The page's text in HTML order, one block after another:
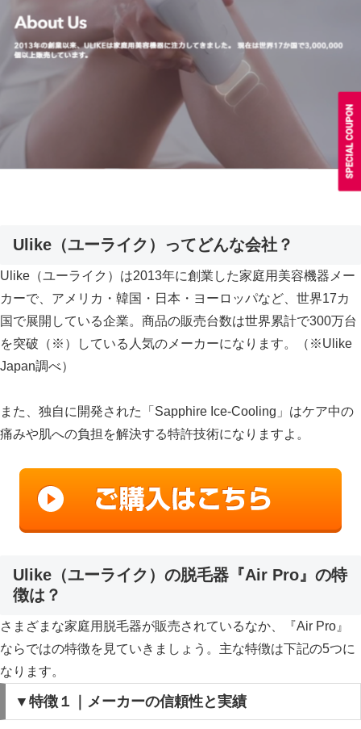
Ulike（ユーライク）ってどんな会社？
Ulike（ユーライク） は2013年に創業した家庭用美容機器メー
カーで、 アメリカ・韓国・日本・ヨーロッパなど、世界17カ
国で展開している企業。商品の販売台数は世界累計で300万台
を突破（※）している人気のメーカーになります。（※Ulike
Japan調べ）
また、独自に開発された「Sapphire Ice-Cooling」はケア中の
痛みや肌への負担を解決する特許技術になりますよ。
Ulike（ユーライク）の脱毛器『Air Pro』の特
徴は？
さまざまな家庭用脱毛器が販売されているなか、『Air Pro』
ならではの特徴を見ていきましょう。主な特徴は下記の5つに
なります。
▼特徴１｜メーカーの信頼性と実績